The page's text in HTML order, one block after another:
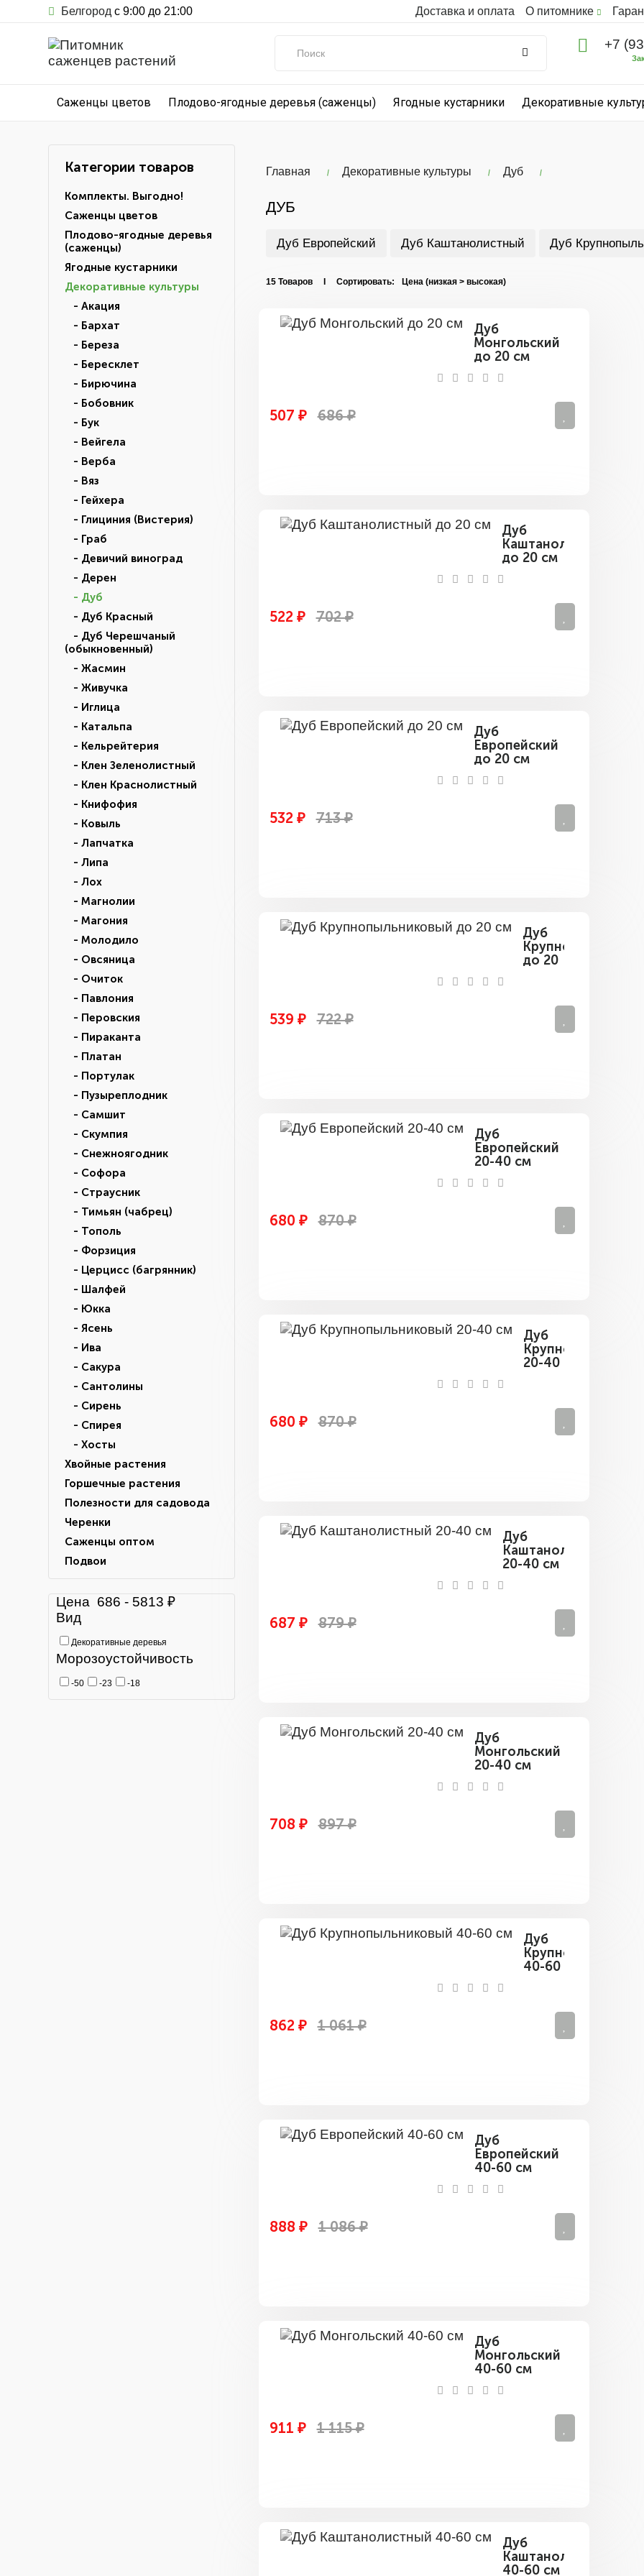
Белгород с 9:00 до 21:00 Доставка и оплата О питомнике
+7
Саженцы цветов Плодово-ягодные деревья (саженцы) Ягодные кустарники Декоративные
Категории товаров
Комплекты. Выгодно!
Саженцы цветов
Плодово-ягодные деревья
(саженцы)
Ягодные кустарники
Декоративные культуры
- Акация
- Бархат
- Береза
- Бересклет
- Бирючина
- Бобовник
- Бук
- Вейгела
- Верба
- Вяз
- Гейхера
- Глициния (Вистерия)
- Граб
- Девичий виноград
- Дерен
- Дуб
- Дуб Красный
- Дуб Черешчаный
(обыкновенный)
- Жасмин
- Живучка
- Иглица
- Катальпа
- Кельрейтерия
- Клен Зеленолистный
- Клен Краснолистный
- Книфофия
- Ковыль
- Лапчатка
- Липа
- Лох
- Магнолии
- Магония
- Молодило
- Овсяница
- Очиток
- Павлония
- Перовския
- Пираканта
- Платан
- Портулак
- Пузыреплодник
- Самшит
- Скумпия
- Снежноягодник
- Софора
- Страусник
- Тимьян (чабрец)
- Тополь
- Форзиция
- Церцисс (багрянник)
- Шалфей
- Юкка
- Ясень
- Ива
- Сакура
- Сантолины
- Сирень
- Спирея
- Хосты
Хвойные растения
Горшечные растения
Полезности для садовода
Черенки
Саженцы оптом
Подвои
Цена 686 - 5813 ₽
Вид
Декоративные деревья
Морозоустойчивость
-50 -23 -18
Главная Декоративные культуры Дуб
ДУБ
Дуб Европейский Дуб Каштанолистный Дуб
15 Товаров I Сортировать:
Дуб
Монгольский
до 20 см
507 ₽ 686 ₽
Дуб
Каштанолистный
до 20 см
522 ₽ 702 ₽
Дуб
Европейский
до 20 см
532 ₽ 713 ₽
Дуб
до 20
539 ₽ 722 ₽
Дуб
Европейский
20-40 см
680 ₽ 870 ₽
Дуб
20-40
680 ₽ 870 ₽
Дуб
Каштанолистный
20-40 см
687 ₽ 879 ₽
Дуб
Монгольский
20-40 см
708 ₽ 897 ₽
Дуб
40-60
862 ₽ 1 061 ₽
Дуб
Европейский
40-60 см
888 ₽ 1 086 ₽
Дуб
Монгольский
40-60 см
911 ₽ 1 115 ₽
Дуб
Каштанолистный
40-60 см